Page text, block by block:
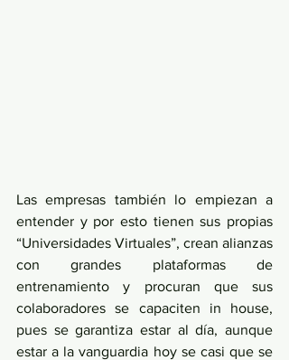
Las empresas también lo empiezan a
entender y por esto tienen sus propias
“Universidades Virtuales”, crean alianzas
con grandes plataformas de
entrenamiento y procuran que sus
colaboradores se capaciten in house,
pues se garantiza estar al día, aunque
estar a la vanguardia hoy se casi que se